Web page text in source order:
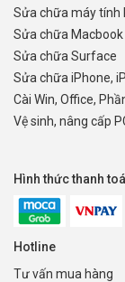
Sửa chữa máy tính
Sửa chữa Macbook
Sửa chữa Surface
Sửa chữa iPhone,
Cài Win, Office,
Vệ sinh, nâng cấp
Hình thức thanh
Hotline
Tư vấn mua hàng